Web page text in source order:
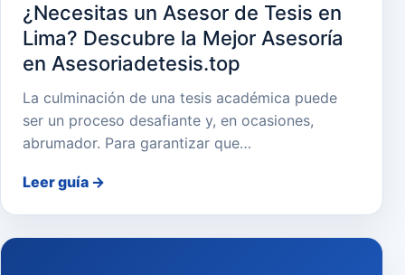
¿Necesitas un Asesor de Tesis en
Lima? Descubre la Mejor Asesoría
en Asesoriadetesis.top
La culminación de una tesis académica puede
ser un proceso desafiante y, en ocasiones,
abrumador. Para garantizar que…
Leer guía →